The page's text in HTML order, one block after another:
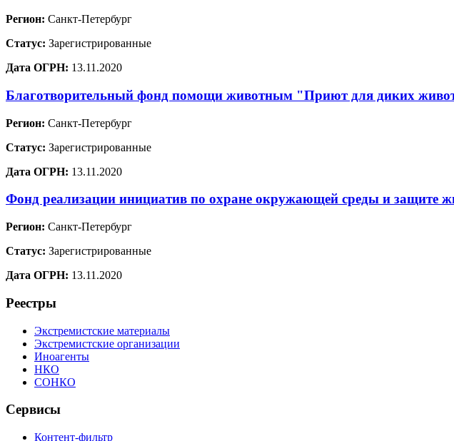
Регион: Санкт-Петербург
Статус: Зарегистрированные
Дата ОГРН: 13.11.2020
Благотворительный фонд помощи животным "Приют для диких
Регион: Санкт-Петербург
Статус: Зарегистрированные
Дата ОГРН: 13.11.2020
Фонд реализации инициатив по охране окружающей среды и
Регион: Санкт-Петербург
Статус: Зарегистрированные
Дата ОГРН: 13.11.2020
Реестры
Экстремистские материалы
Экстремистские организации
Иноагенты
НКО
СОНКО
Сервисы
Контент-фильтр